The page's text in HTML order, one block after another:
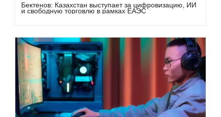
Бектенов: Казахстан выступает за цифровизацию, ИИ
и свободную торговлю в рамках ЕАЭС